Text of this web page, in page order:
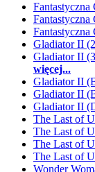
Gladiator II
Gladiator II
więcej...
Gladiator II
Gladiator II
Gladiator II
The Last of
The Last of
The Last of
The Last of
Wonder